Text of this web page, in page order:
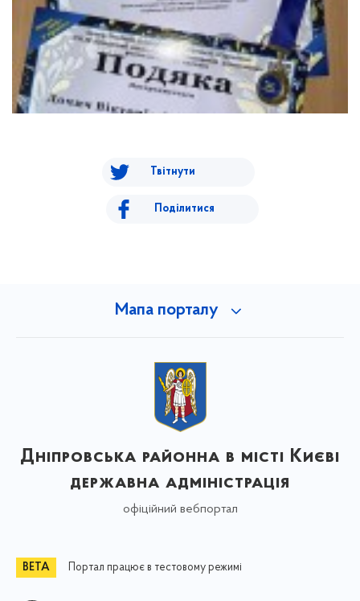
Твітнути
Поділитися
Мапа порталу
Дніпровська районна в місті Києві
державна адміністрація
офіційний вебпортал
Портал працює в тестовому режимі